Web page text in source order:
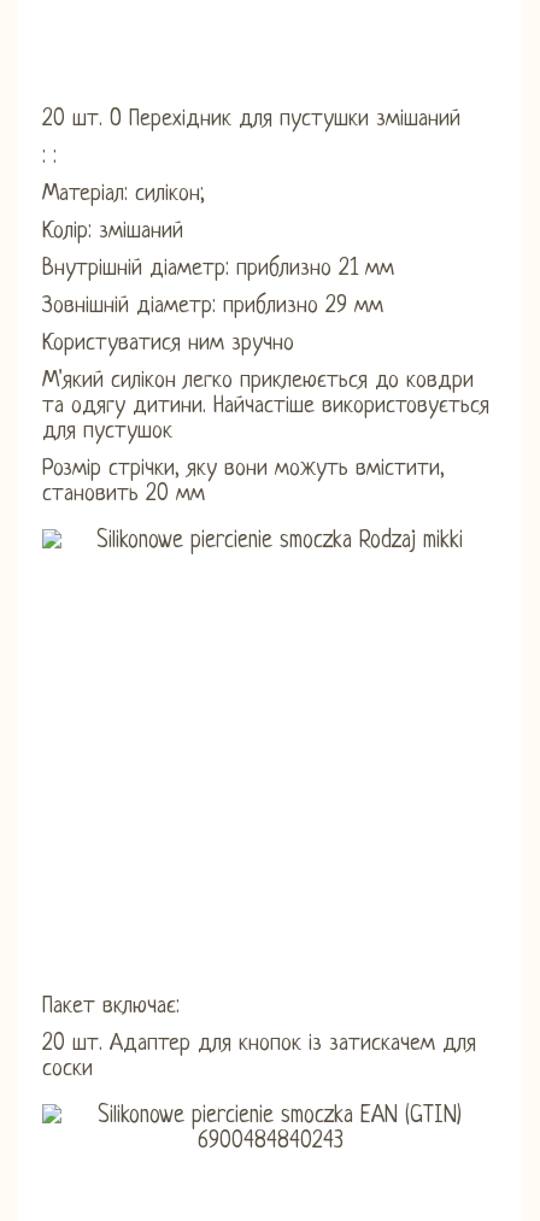
20 шт. O Перехідник для пустушки змішаний
: :
Матеріал: силікон;
Колір: змішаний
Внутрішній діаметр: приблизно 21 мм
Зовнішній діаметр: приблизно 29 мм
Користуватися ним зручно
М'який силікон легко приклеюється до ковдри
та одягу дитини. Найчастіше використовується
для пустушок
Розмір стрічки, яку вони можуть вмістити,
становить 20 мм
Пакет включає:
20 шт. Адаптер для кнопок із затискачем для
соски